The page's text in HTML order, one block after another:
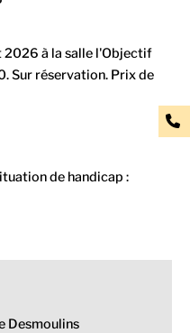
2026 à la salle l'Objectif
Sur réservation. Prix de
de handicap :
Desmoulins